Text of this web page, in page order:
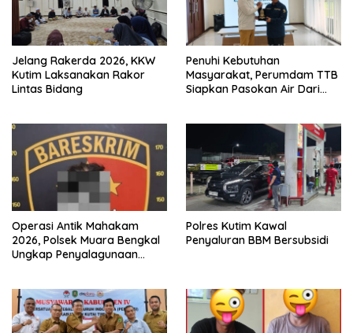
Jelang Rakerda 2026, KKW
Kutim Laksanakan Rakor
Lintas Bidang
Penuhi Kebutuhan
Masyarakat, Perumdam TTB
Siapkan Pasokan Air Dari
Operasi Antik Mahakam
2026, Polsek Muara Bengkal
Ungkap Penyalagunaan
Polres Kutim Kawal
Penyaluran BBM Bersubsidi